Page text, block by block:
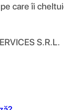
care îi
S.R.L.